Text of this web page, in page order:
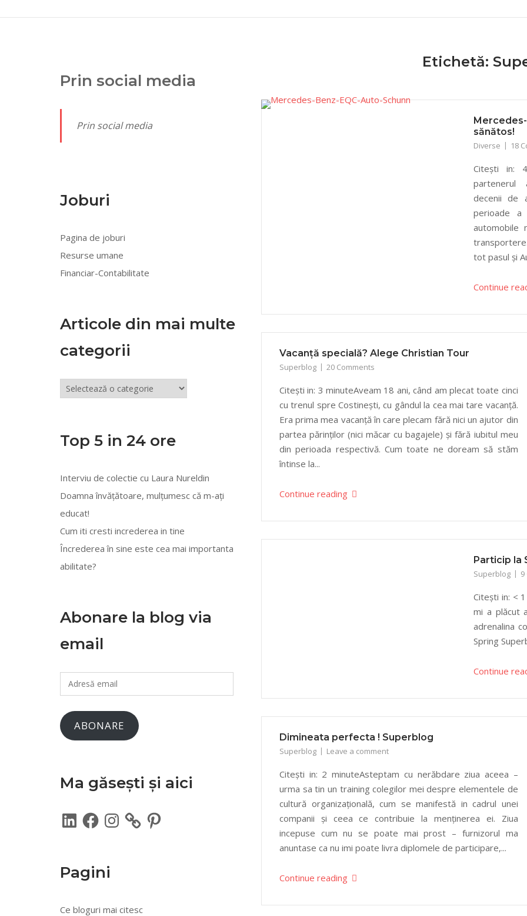
Etichetă:
sănătos!
Diverse 18
Citești in:
partenerul
decenii de
perioade
automobile
tot pasul și
Continue
Vacanță specială? Alege Christian Tour
Superblog 20 Comments
Citești in: 3 minuteAveam 18 ani, când am plecat toate cinci
cu trenul spre Costinești, cu gândul la cea mai tare vacanță.
Era prima mea vacanță în care plecam fără nici un ajutor din
partea părinților (nici măcar cu bagajele) și fără iubitul meu
din perioada respectivă. Cum toate ne doream să stăm
întinse la...
Continue reading
Particip la
Superblog
Citești in: <
mi a plăcut
adrenalina
Spring
Continue
Dimineata perfecta ! Superblog
Superblog Leave a comment
Citești in: 2 minuteAsteptam cu nerăbdare ziua aceea –
urma sa tin un training colegilor mei despre elementele de
cultură organizațională, cum se manifestă in cadrul unei
companii și ceea ce contribuie la menținerea ei. Ziua
incepuse cum nu se poate mai prost – furnizorul ma
anuntase ca nu imi poate livra diplomele de participare,...
Continue reading
Prin social media
Prin social media
Joburi
Pagina de joburi
Resurse umane
Financiar-Contabilitate
Articole din mai multe
categorii
Articole
din
categorii
Top 5 in 24 ore
Interviu de colectie cu Laura Nureldin
Doamna învățătoare, mulțumesc că m-ați
educat!
Cum iti cresti increderea in tine
Încrederea în sine este cea mai importanta
abilitate?
Abonare la blog via
email
Adresă
email
ABONARE
Ma găsești și aici
LinkedInFacebookInstagram Pinterest
Pagini
Ce bloguri mai citesc